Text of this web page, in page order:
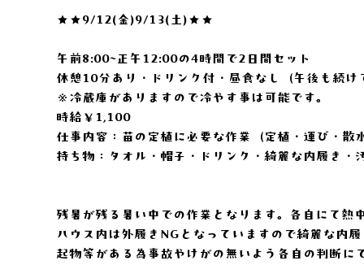
★★9/12(金)9/13(土)★★
午前8:00~正午12:00の4時間で2日間セット
休憩10分あり・ドリンク付・昼食なし（午後も続
※冷蔵庫がありますので冷やす事は可能です。
時給￥1,100
仕事内容：苗の定植に必要な作業（定植・運び・散
持ち物：タオル・帽子・ドリンク・綺麗な内履き・
残暑が残る暑い中での作業となります。各自にて熱
ハウス内は外履きNGとなっていますので綺麗な内
起物等がある為事故やけがの無いよう各自の判断に